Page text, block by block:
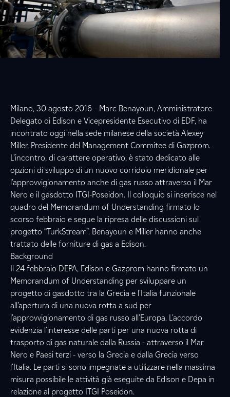
Milano, 30 agosto 2016 – Marc Benayoun, Amministratore
Delegato di Edison e Vicepresidente Esecutivo di EDF, ha
incontrato oggi nella sede milanese della società Alexey
Miller, Presidente del Management Commitee di Gazprom.
L’incontro, di carattere operativo, è stato dedicato alle
opzioni di sviluppo di un nuovo corridoio meridionale per
l’approvvigionamento anche di gas russo attraverso il Mar
Nero e il gasdotto ITGI-Poseidon. Il colloquio si inserisce nel
quadro del Memorandum of Understanding firmato lo
scorso febbraio e segue la ripresa delle discussioni sul
progetto “TurkStream”. Benayoun e Miller hanno anche
trattato delle forniture di gas a Edison.
Background
Il 24 febbraio DEPA, Edison e Gazprom hanno firmato un
Memorandum of Understanding per sviluppare un
progetto di gasdotto tra la Grecia e l'Italia funzionale
all’apertura di una nuova rotta a sud per
l’approvvigionamento di gas russo all'Europa. L'accordo
evidenzia l’interesse delle parti per una nuova rotta di
trasporto di gas naturale dalla Russia - attraverso il Mar
Nero e Paesi terzi - verso la Grecia e dalla Grecia verso
l'Italia. Le parti si sono impegnate a utilizzare nella massima
misura possibile le attività già eseguite da Edison e Depa in
relazione al progetto ITGI Poseidon.